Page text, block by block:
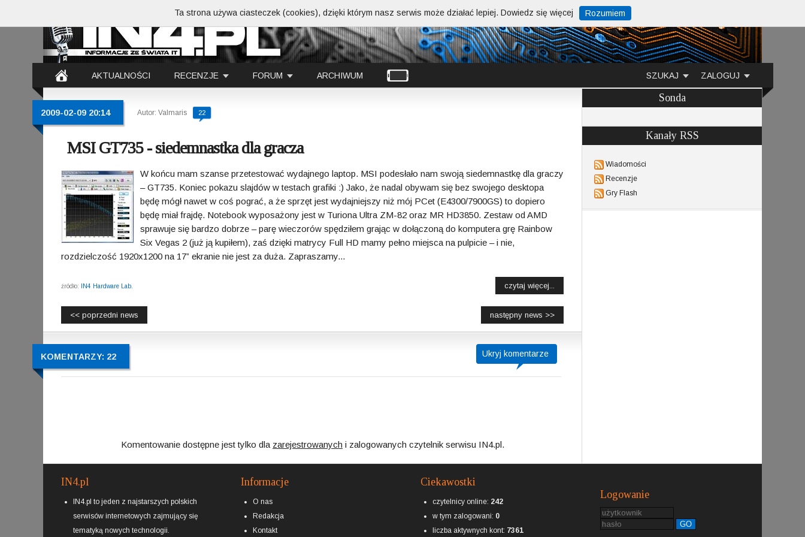
AKTUALNOŚCI RECENZJE FORUM ARCHIWUM ZALOGUJ
SZUKAJ
2009-02-09 20:14 Autor: Valmaris 22
MSI GT735 - siedemnastka dla gracza
W końcu mam szanse przetestować wydajnego laptop. MSI podesłało nam swoją siedemnastkę dla graczy
– GT735. Koniec pokazu slajdów w testach grafiki :) Jako, że nadal obywam się bez swojego desktopa
będę mógł nawet w coś pograć, a że sprzęt jest wydajniejszy niż mój PCet (E4300/7900GS) to dopiero
będę miał frajdę. Notebook wyposażony jest w Turiona Ultra ZM-82 oraz MR HD3850. Zestaw od AMD
sprawuje się bardzo dobrze – parę wieczorów spędziłem grając w dołączoną do komputera grę Rainbow
Six Vegas 2 (już ją kupiłem), zaś dzięki matrycy Full HD mamy pełno miejsca na pulpicie – i nie,
rozdzielczość 1920x1200 na 17” ekranie nie jest za duża. Zapraszamy...
źródło: IN4 Hardware Lab. czytaj więcej...
<< poprzedni news następny news >>
KOMENTARZY: 22 Ukryj komentarze
Komentowanie dostępne jest tylko dla zarejestrowanych i zalogowanych czytelnik serwisu IN4.pl.
Sonda
Kanały RSS
Wiadomości
Recenzje
Gry Flash
IN4.pl
IN4.pl to jeden z najstarszych polskich
serwisów internetowych zajmujący się
tematyką nowych technologii.
Informacje
O nas
Redakcja
Kontakt
Ciekawostki
czytelnicy online: 242
w tym zalogowani: 0
liczba aktywnych kont: 7361
Logowanie
GO
Ta strona używa ciasteczek (cookies), dzięki którym nasz serwis może działać lepiej. Dowiedz się więcej Rozumiem